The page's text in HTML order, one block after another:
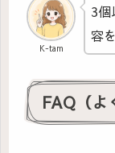
K-tam
3個
容
FAQ（よ